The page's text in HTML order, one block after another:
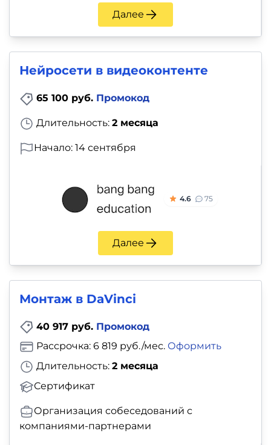
Далее
Нейросети в видеоконтенте
65 100 руб. Промокод
Длительность: 2 месяца
Начало: 14 сентября
4.6 75
Далее
Монтаж в DaVinci
40 917 руб. Промокод
Длительность: 2 месяца
Сертификат
Рассрочка: 6 819 руб./мес. Оформить
Организация собеседований с
компаниями-партнерами